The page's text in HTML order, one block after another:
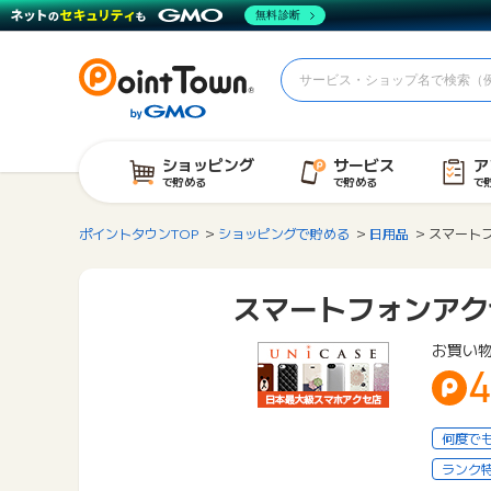
ショッピング
で貯める
サービス
で貯める で
ポイントタウンTOP ショッピングで貯める 日用品 スマート
スマートフォンア
お買い
何度で
ランク
無料診断